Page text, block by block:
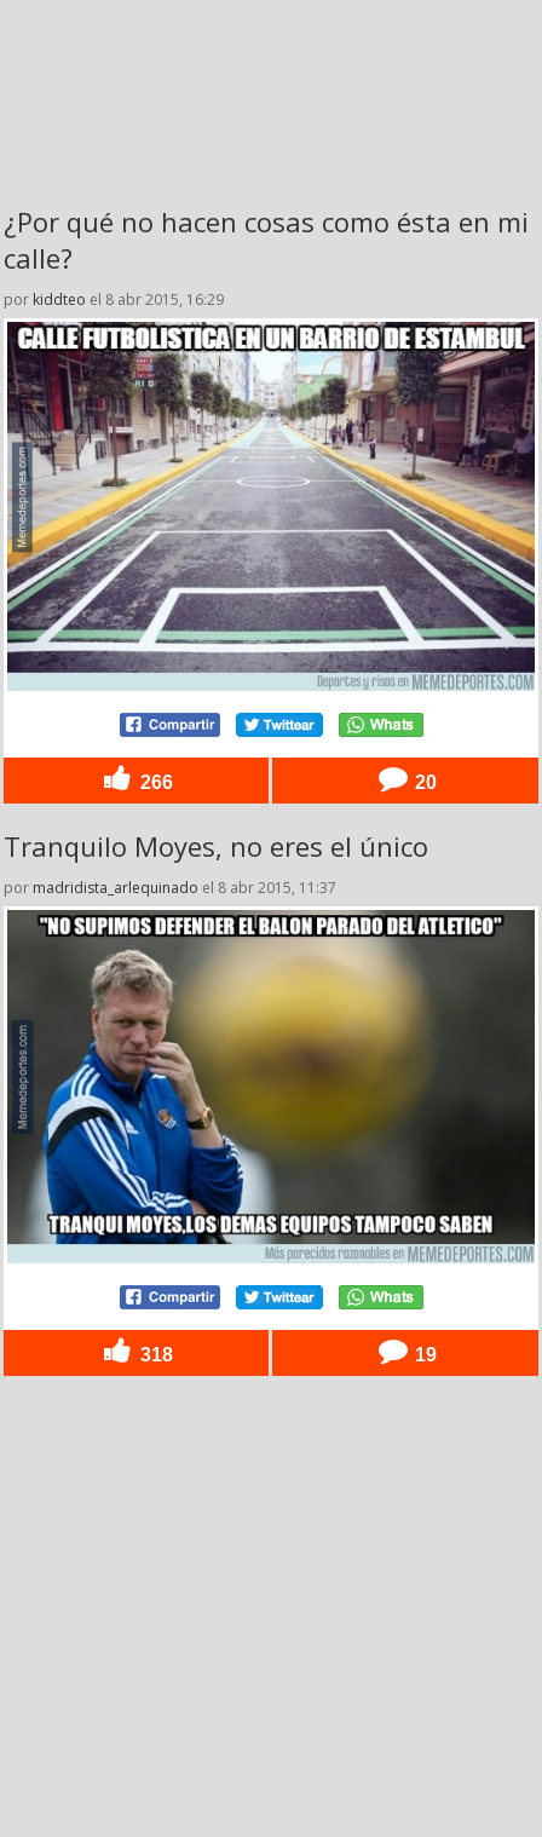
¿Por qué no hacen cosas como ésta en mi
calle?
por kiddteo el 8 abr 2015, 16:29
266 20
Tranquilo Moyes, no eres el único
por madridista_arlequinado el 8 abr 2015, 11:37
318 19